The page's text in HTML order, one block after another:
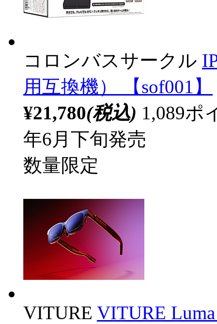
コロンバスサークル
用互換機） 【sof001】
¥21,780(税込) 1,089ポ
年6月下旬発売
数量限定
VITURE VITURE